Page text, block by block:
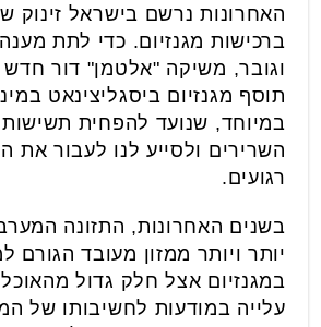
ברכישות מגנזיום. כדי לתת
וגובר, משיקה "אלטמן" דור
תוסף מגנזיום ביסגליצינאט
במיוחד, שנועד להפחית
השרירים ולסייע לנו לעבור את
רגועים.
בשנים האחרונות, התזונה
יותר ויותר ממזון מעובד הגורם
במגנזיום אצל חלק גדול
עלייה במודעות לחשיבותו של